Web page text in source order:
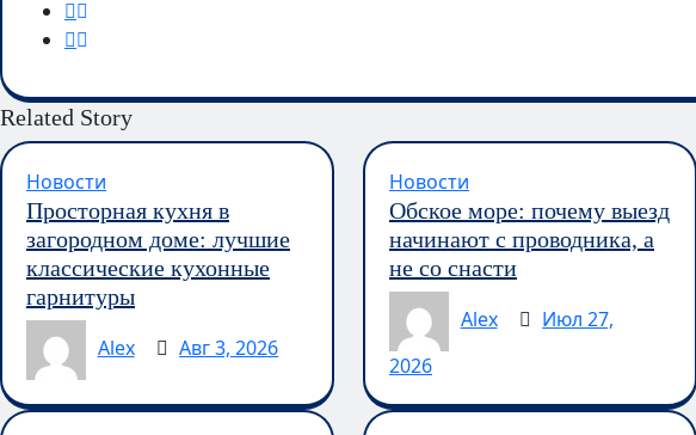
Related Story
Новости
Просторная кухня в
загородном доме: лучшие
классические кухонные
гарнитуры
Alex
Авг 3, 2026
Новости
Обское море: почему выезд
начинают с проводника, а
не со снасти
Alex
Июл 27,
2026